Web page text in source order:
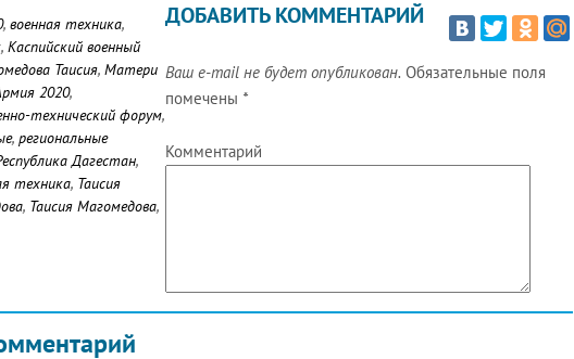
, военная техника,
, Каспийский военный
Таисия, Матери
2020,
технический форум,
, региональные
Дагестан,
техника, Таисия
, Таисия Магомедова,
ДОБАВИТЬ КОММЕНТАРИЙ
Ваш e-mail не будет опубликован. Обязательные поля
помечены *
Комментарий